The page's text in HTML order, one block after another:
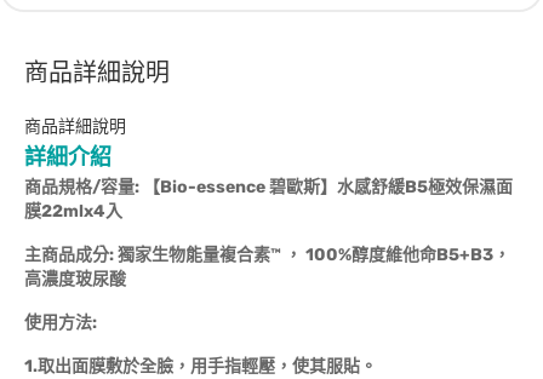
商品詳細說明
商品詳細說明
詳細介紹
商品規格/容量: 【Bio-essence 碧歐斯】水感舒緩B5極效保濕面
膜22mlx4入
主商品成分: 獨家生物能量複合素™ ， 100%醇度維他命B5+B3，
高濃度玻尿酸
使用方法:
1.取出面膜敷於全臉，用手指輕壓，使其服貼。